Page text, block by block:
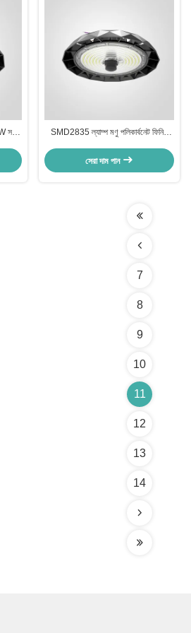
SMD2835 ল্যাম্প মণু পলিকার্বনেট ফিনিস
শিল্প আলো জন্য
সেরা দাম পান
7
8
9
10
11
12
13
14